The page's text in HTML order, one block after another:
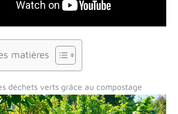
matières
déchets verts grâce au compostage